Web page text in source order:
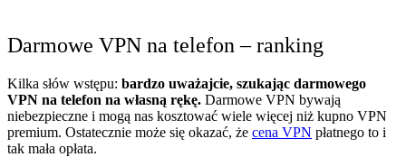
Darmowe VPN na telefon – ranking
Kilka słów wstępu: bardzo uważajcie, szukając darmowego
VPN na telefon na własną rękę. Darmowe VPN bywają
niebezpieczne i mogą nas kosztować wiele więcej niż kupno VPN
premium. Ostatecznie może się okazać, że cena VPN płatnego to i
tak mała opłata.